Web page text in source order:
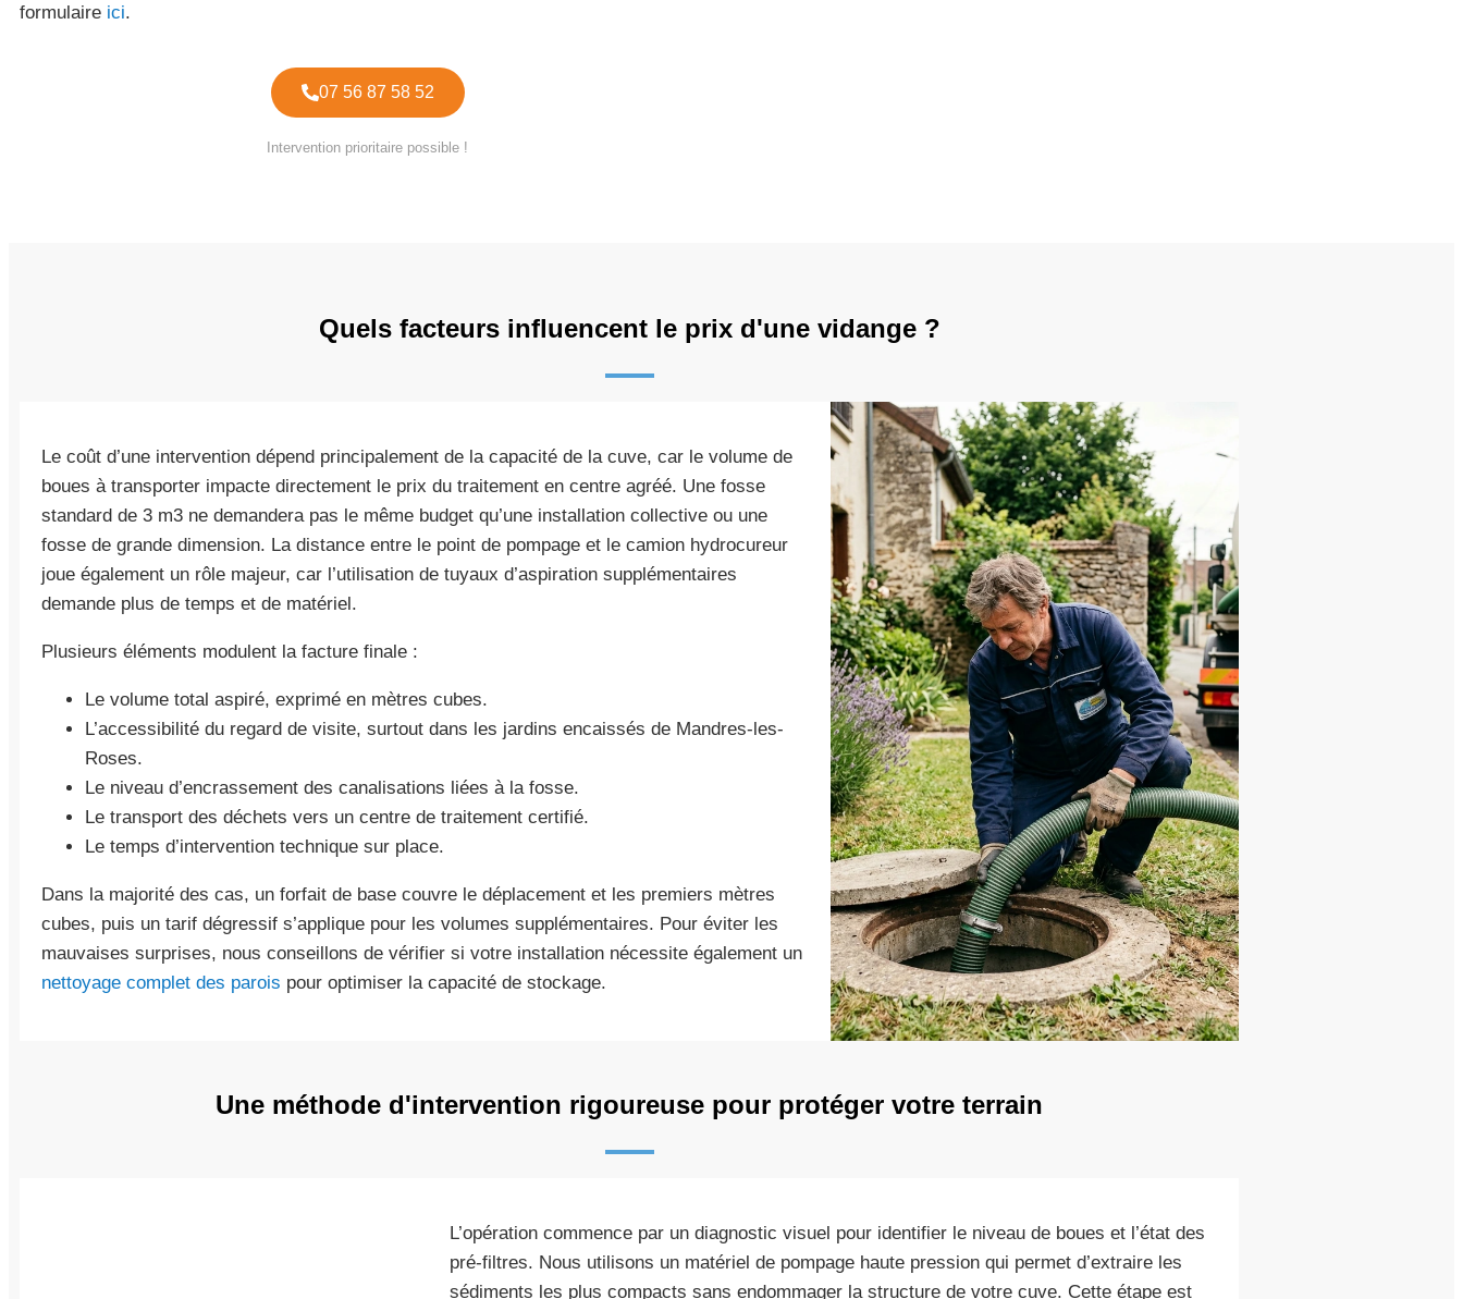
formulaire ici.
07 56 87 58 52
Intervention prioritaire possible !
Quels facteurs influencent le prix d'une vidange ?
Le coût d’une intervention dépend principalement de la capacité de la cuve, car le volume de
boues à transporter impacte directement le prix du traitement en centre agréé. Une fosse
standard de 3 m3 ne demandera pas le même budget qu’une installation collective ou une
fosse de grande dimension. La distance entre le point de pompage et le camion hydrocureur
joue également un rôle majeur, car l’utilisation de tuyaux d’aspiration supplémentaires
demande plus de temps et de matériel.
Plusieurs éléments modulent la facture finale :
Le volume total aspiré, exprimé en mètres cubes.
L’accessibilité du regard de visite, surtout dans les jardins encaissés de Mandres-les-
Roses.
Le niveau d’encrassement des canalisations liées à la fosse.
Le transport des déchets vers un centre de traitement certifié.
Le temps d’intervention technique sur place.
Dans la majorité des cas, un forfait de base couvre le déplacement et les premiers mètres
cubes, puis un tarif dégressif s’applique pour les volumes supplémentaires. Pour éviter les
mauvaises surprises, nous conseillons de vérifier si votre installation nécessite également un
nettoyage complet des parois pour optimiser la capacité de stockage.
Une méthode d'intervention rigoureuse pour protéger votre terrain
L’opération commence par un diagnostic visuel pour identifier le niveau de boues et l’état des
pré-filtres. Nous utilisons un matériel de pompage haute pression qui permet d’extraire les
sédiments les plus compacts sans endommager la structure de votre cuve. Cette étape est